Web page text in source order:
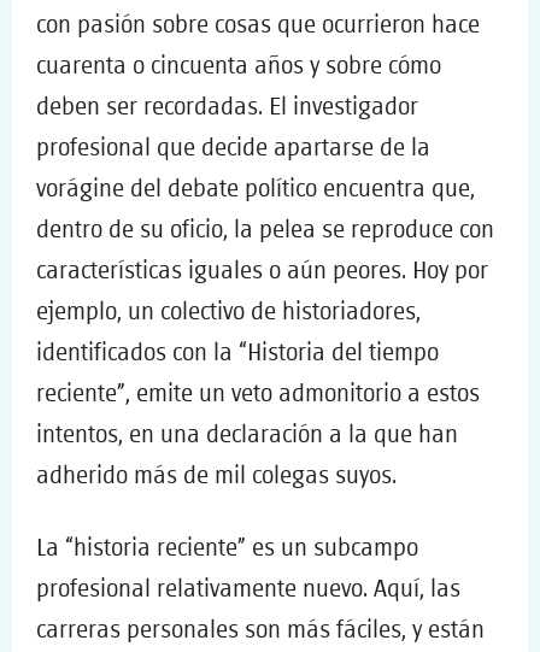
con pasión sobre cosas que ocurrieron hace
cuarenta o cincuenta años y sobre cómo
deben ser recordadas. El investigador
profesional que decide apartarse de la
vorágine del debate político encuentra que,
dentro de su oficio, la pelea se reproduce con
características iguales o aún peores. Hoy por
ejemplo, un colectivo de historiadores,
identificados con la “Historia del tiempo
reciente”, emite un veto admonitorio a estos
intentos, en una declaración a la que han
adherido más de mil colegas suyos.
La “historia reciente” es un subcampo
profesional relativamente nuevo. Aquí, las
carreras personales son más fáciles, y están